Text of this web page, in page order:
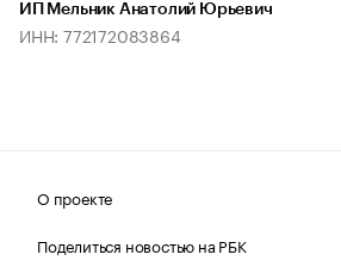
ИП Мельник Анатолий Юрьевич
ИНН: 772172083864
О проекте
Поделиться новостью на РБК